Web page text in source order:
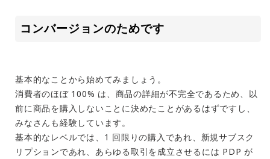
コンバージョンのためです
基本的なことから始めてみましょう。
消費者のほぼ 100% は、商品の詳細が不完全であるため、以
前に商品を購入しないことに決めたことがあるはずですし、
みなさんも経験しています。
基本的なレベルでは、1 回限りの購入であれ、新規サブスク
リプションであれ、あらゆる取引を成立させるには PDP が